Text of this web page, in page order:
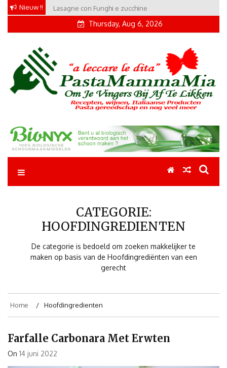
Skip
Nieuw !! Conchiglie alla Amatriciana
Thursday, Aug 6, 2026
Pastamammamia
Pastarecepten om je vingers bij af te likken
CATEGORIE:
HOOFDINGREDIENTEN
De categorie is bedoeld om zoeken makkelijker te
maken op basis van de Hoofdingrediënten van een
gerecht
Home Hoofdingredienten
Farfalle Carbonara Met Erwten
On 14 juni 2022